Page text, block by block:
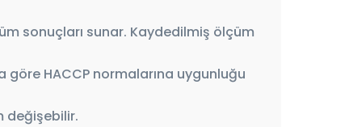
sonuçları sunar. Kaydedilmiş ölçüm
HACCP normalarına uygunluğu
değişebilir.